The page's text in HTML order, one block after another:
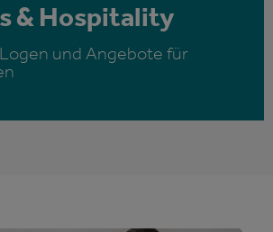
& Hospitality
und Angebote für